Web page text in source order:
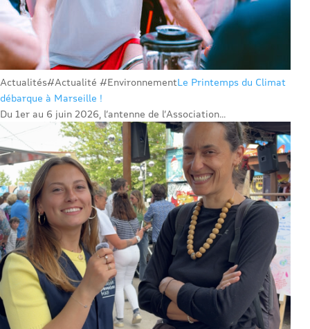
Actualités#Actualité #EnvironnementLe Printemps du Climat
débarque à Marseille !
Du 1er au 6 juin 2026, l’antenne de l’Association...